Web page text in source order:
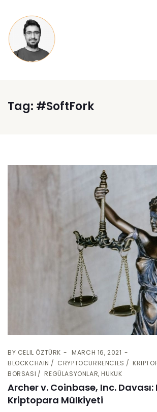
Tag: #SoftFork
BY CELIL ÖZTÜRK
MARCH 16, 2021
BLOCKCHAIN
CRYPTOCURRENCIES
BORSASI
REGÜLASYONLAR, HUKUK
Archer v. Coinbase, Inc.
Kriptopara Mülkiyeti